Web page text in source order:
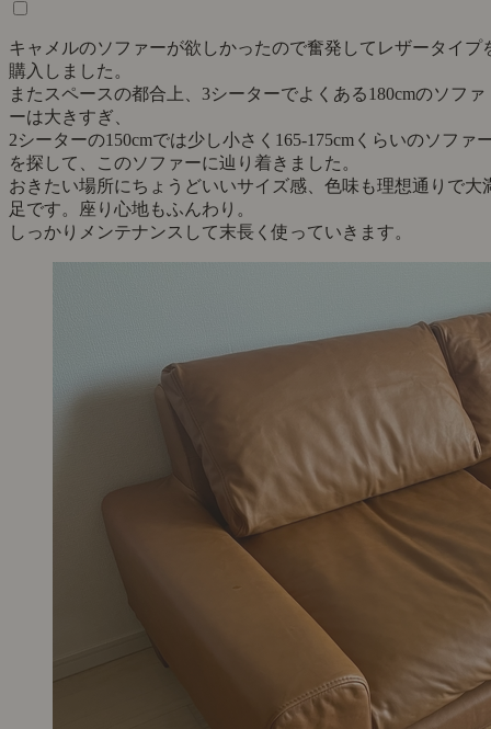
キャメルのソファーが欲しかったので奮発してレザータイプ
購入しました。
またスペースの都合上、3シーターでよくある180cmのソファ
ーは大きすぎ、
2シーターの150cmでは少し小さく165-175cmくらいのソファ
を探して、このソファーに辿り着きました。
おきたい場所にちょうどいいサイズ感、色味も理想通りで大
足です。座り心地もふんわり。
しっかりメンテナンスして末長く使っていきます。